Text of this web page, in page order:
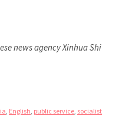
news agency Xinhua Shi
English public service socialist